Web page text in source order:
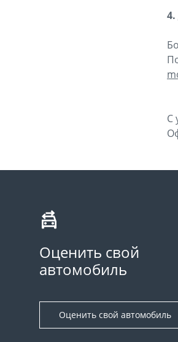
4.
С
Оценить свой
автомобиль
Оценить свой автомобиль